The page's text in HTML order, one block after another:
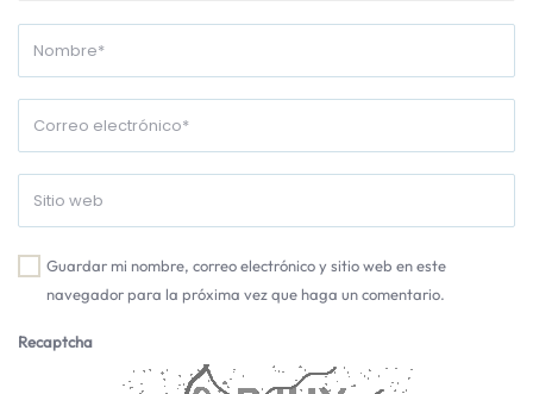
Guardar mi nombre, correo electrónico y sitio web en este
navegador para la próxima vez que haga un comentario.
Recaptcha